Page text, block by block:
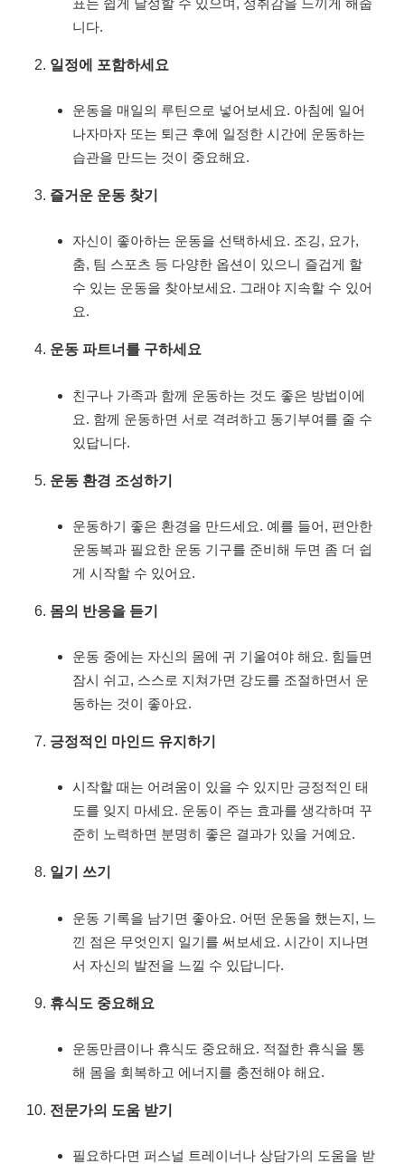
표는 쉽게 달성할 수 있으며, 성취감을 느끼게 해줍
니다.
일정에 포함하세요
운동을 매일의 루틴으로 넣어보세요. 아침에 일어
나자마자 또는 퇴근 후에 일정한 시간에 운동하는
습관을 만드는 것이 중요해요.
즐거운 운동 찾기
자신이 좋아하는 운동을 선택하세요. 조깅, 요가,
춤, 팀 스포츠 등 다양한 옵션이 있으니 즐겁게 할
수 있는 운동을 찾아보세요. 그래야 지속할 수 있어
요.
운동 파트너를 구하세요
친구나 가족과 함께 운동하는 것도 좋은 방법이에
요. 함께 운동하면 서로 격려하고 동기부여를 줄 수
있답니다.
운동 환경 조성하기
운동하기 좋은 환경을 만드세요. 예를 들어, 편안한
운동복과 필요한 운동 기구를 준비해 두면 좀 더 쉽
게 시작할 수 있어요.
몸의 반응을 듣기
운동 중에는 자신의 몸에 귀 기울여야 해요. 힘들면
잠시 쉬고, 스스로 지쳐가면 강도를 조절하면서 운
동하는 것이 좋아요.
긍정적인 마인드 유지하기
시작할 때는 어려움이 있을 수 있지만 긍정적인 태
도를 잊지 마세요. 운동이 주는 효과를 생각하며 꾸
준히 노력하면 분명히 좋은 결과가 있을 거예요.
일기 쓰기
운동 기록을 남기면 좋아요. 어떤 운동을 했는지, 느
낀 점은 무엇인지 일기를 써보세요. 시간이 지나면
서 자신의 발전을 느낄 수 있답니다.
휴식도 중요해요
운동만큼이나 휴식도 중요해요. 적절한 휴식을 통
해 몸을 회복하고 에너지를 충전해야 해요.
전문가의 도움 받기
필요하다면 퍼스널 트레이너나 상담가의 도움을 받